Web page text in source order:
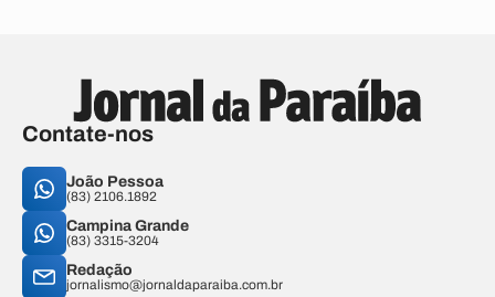
Contate-nos
João Pessoa
(83) 2106.1892
Campina Grande
(83) 3315-3204
Redação
jornalismo@jornaldaparaiba.com.br